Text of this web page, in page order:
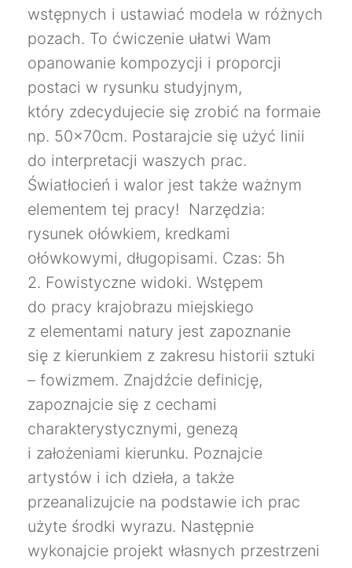
wstępnych i ustawiać modela w różnych
pozach. To ćwiczenie ułatwi Wam
opanowanie kompozycji i proporcji
postaci w rysunku studyjnym,
który zdecydujecie się zrobić na formaie
np. 50x70cm. Postarajcie się użyć linii
do interpretacji waszych prac.
Światłocień i walor jest także ważnym
elementem tej pracy! Narzędzia:
rysunek ołówkiem, kredkami
ołówkowymi, długopisami. Czas: 5h
2. Fowistyczne widoki. Wstępem
do pracy krajobrazu miejskiego
z elementami natury jest zapoznanie
się z kierunkiem z zakresu historii sztuki
– fowizmem. Znajdźcie definicję,
zapoznajcie się z cechami
charakterystycznymi, genezą
i założeniami kierunku. Poznajcie
artystów i ich dzieła, a także
przeanalizujcie na podstawie ich prac
użyte środki wyrazu. Następnie
wykonajcie projekt własnych przestrzeni